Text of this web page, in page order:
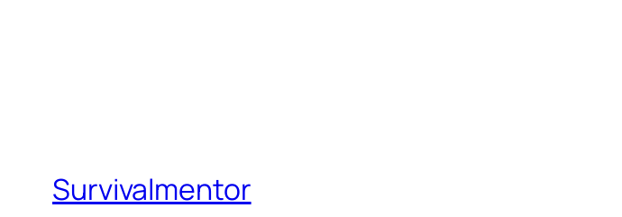
Survivalmentor